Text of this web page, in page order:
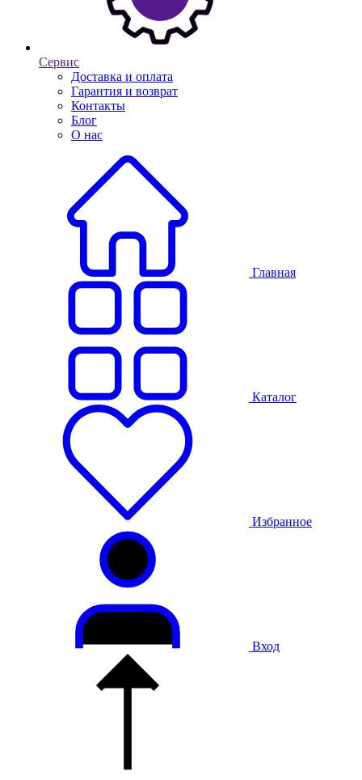
Сервис
Доставка и оплата
Гарантия и возврат
Контакты
Блог
О нас
Главная
Каталог
Избранное
Вход